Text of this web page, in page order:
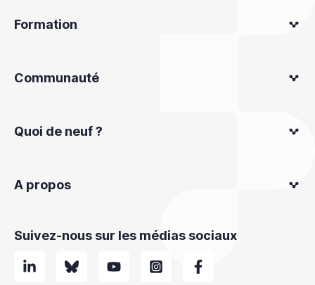
Formation
Communauté
Quoi de neuf ?
A propos
Suivez-nous sur les médias sociaux